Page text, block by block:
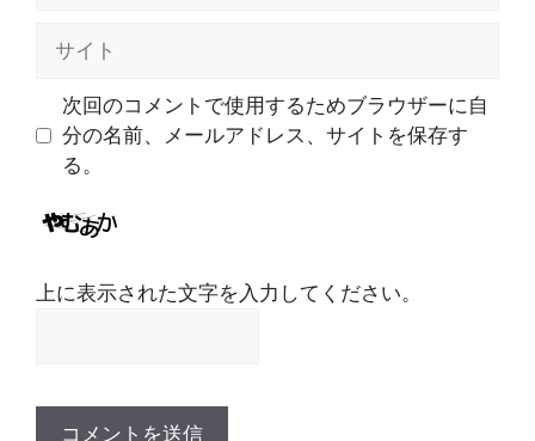
次回のコメントで使用するためブラウザーに自
分の名前、メールアドレス、サイトを保存す
る。
上に表示された文字を入力してください。